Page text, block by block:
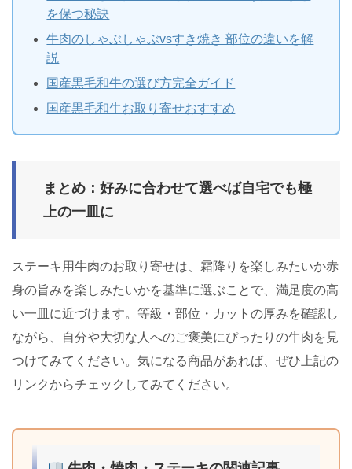
を保つ秘訣
牛肉のしゃぶしゃぶvsすき焼き 部位の違いを解
説
国産黒毛和牛の選び方完全ガイド
国産黒毛和牛お取り寄せおすすめ
まとめ：好みに合わせて選べば自宅でも極
上の一皿に
ステーキ用牛肉のお取り寄せは、霜降りを楽しみたいか赤
身の旨みを楽しみたいかを基準に選ぶことで、満足度の高
い一皿に近づけます。等級・部位・カットの厚みを確認し
ながら、自分や大切な人へのご褒美にぴったりの牛肉を見
つけてみてください。気になる商品があれば、ぜひ上記の
リンクからチェックしてみてください。